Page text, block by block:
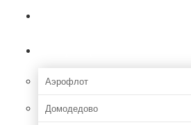
Аэрофлот
Домодедово